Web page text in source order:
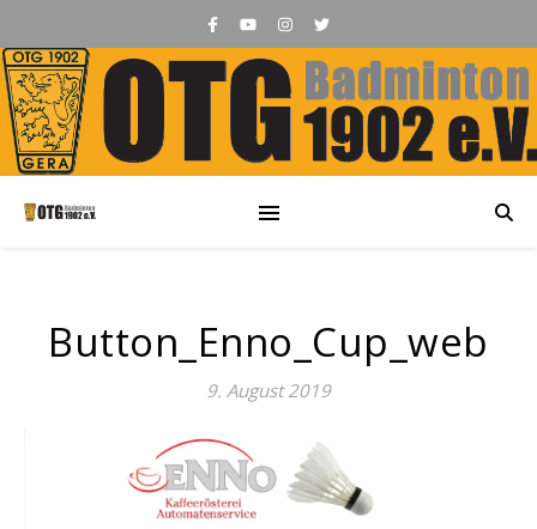
Button_Enno_Cup_web
9. August 2019